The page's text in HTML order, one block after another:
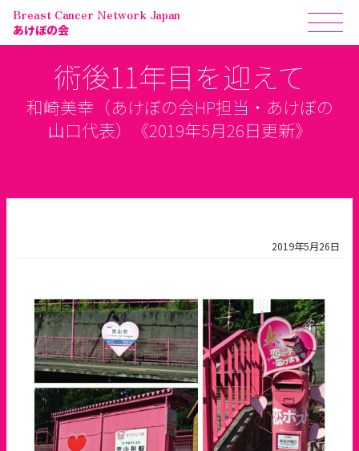
Breast Cancer Network Japan
あけぼの会
術後11年目を迎えて
和崎美幸（あけぼの会HP担当・あけぼの
山口代表）《2019年5月26日更新》
2019年5月26日